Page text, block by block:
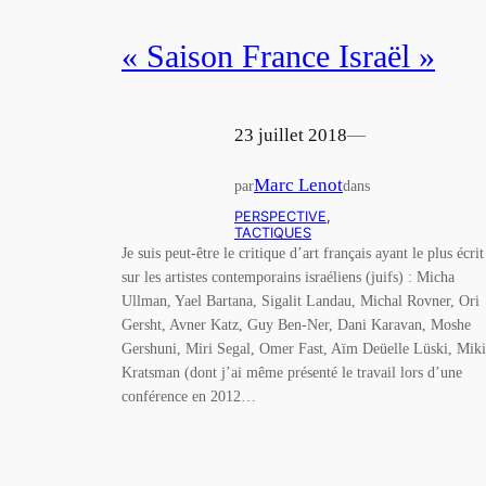
« Saison France Israël »
23 juillet 2018—
parMarc Lenotdans
PERSPECTIVE
TACTIQUES
Je suis peut-être le critique d’art français ayant le plus écrit
sur les artistes contemporains israéliens (juifs) : Micha
Ullman, Yael Bartana, Sigalit Landau, Michal Rovner, Ori
Gersht, Avner Katz, Guy Ben-Ner, Dani Karavan, Moshe
Gershuni, Miri Segal, Omer Fast, Aïm Deüelle Lüski, Miki
Kratsman (dont j’ai même présenté le travail lors d’une
conférence en 2012…